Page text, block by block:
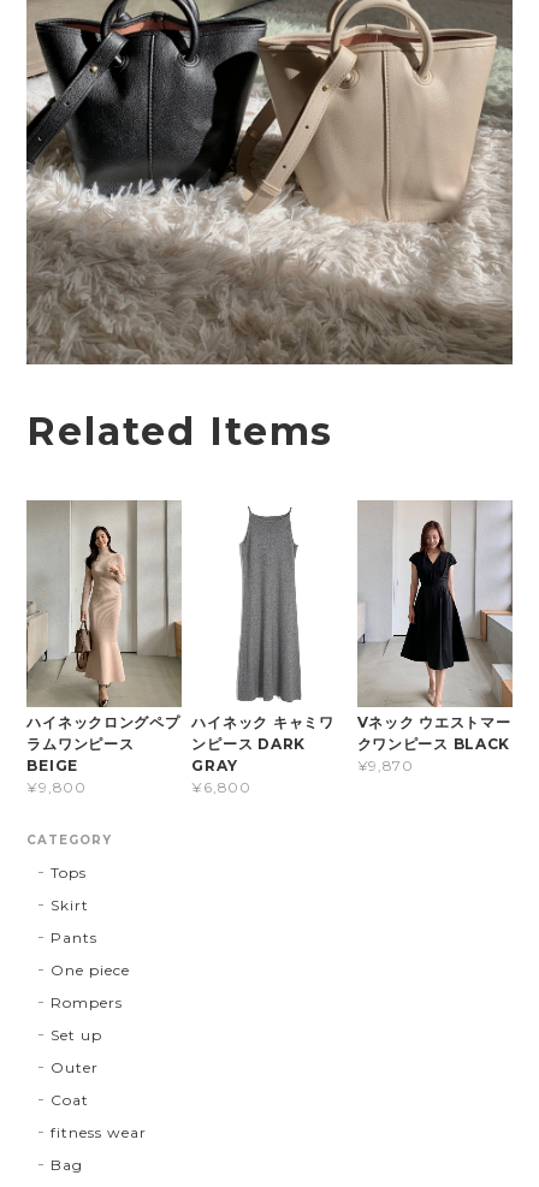
Related Items
ハイネックロングペプ
ラムワンピース
BEIGE
¥9,800
ハイネック キャミワ
ンピース DARK
GRAY
¥6,800
Vネック ウエストマー
クワンピース BLACK
¥9,870
CATEGORY
Tops
Skirt
Pants
One piece
Rompers
Set up
Outer
Coat
fitness wear
Bag